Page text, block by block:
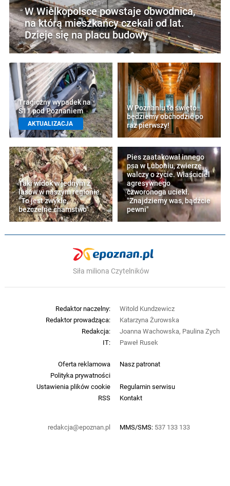
W Wielkopolsce powstaje obwodnica,
na którą mieszkańcy czekali od lat.
Dzieje się na placu budowy
Tragiczny wypadek na
S11 pod Poznaniem
AKTUALIZACJA
W Poznaniu to święto
będziemy obchodzić po
raz pierwszy!
Taki widok w jednym z
lasów w naszym regionie.
"To jest zwykłe,
bezczelne chamstwo"
Pies zaatakował innego
psa w Luboniu, zwierzę
walczy o życie. Właściciel
agresywnego
czworonoga uciekł.
"Znajdziemy was, bądźcie
pewni"
Siła miliona Czytelników
Oferta reklamowa
Nasz patronat
Polityka prywatności
Ustawienia plików cookie
Regulamin serwisu
RSS
Kontakt
redakcja@epoznan.pl MMS/SMS: 537 133 133
Redaktor naczelny:
Witold Kundzewicz
Redaktor prowadząca:
Katarzyna Żurowska
Redakcja:
Joanna Wachowska, Paulina Zych
IT:
Paweł Rusek